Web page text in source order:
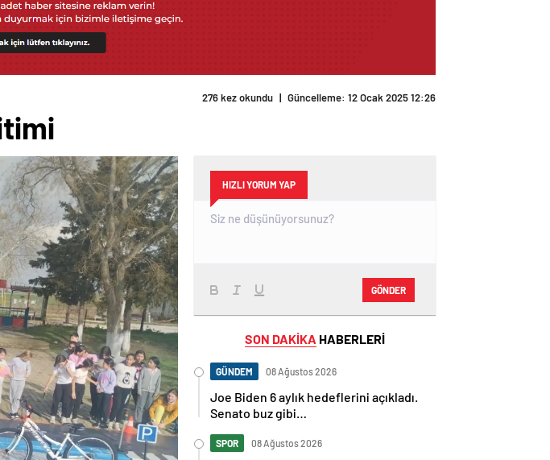
276 kez okundu | Güncelleme: 12 Ocak 2025 12:26
HIZLI YORUM YAP
GÖNDER
SON DAKİKA HABERLERİ
GÜNDEM 08 Ağustos 2026
Joe Biden 6 aylık hedeflerini açıkladı.
Senato buz gibi…
SPOR 08 Ağustos 2026